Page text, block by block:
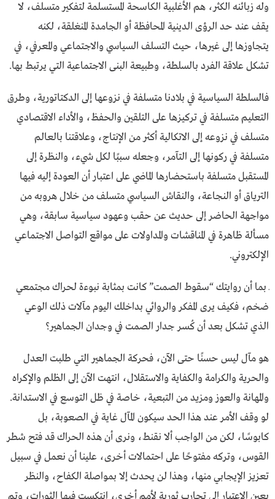
وله زبائنه الكثر، هم الأغلبية الكاسحة المستسلمة لتفكير متسلف، لا
يقف عند حد الرؤى الدينية المحافظة أو الجامدة المنغلقة، لكنه
يتجاوزها إلى غيرها، حيث التسلف السياسي والاجتماعي والمعرفي، في
تشكل علاقة الفرد بالسلطة، وطبيعة البنى الاجتماعية التي يرتبط بها.
فالسلطة السياسية في بلادنا متسلفة في نزوعها إلى الدكتاتورية، وطرق
التعليم متسلفة في تركيزها على التلقين والحفظ، والأداء الاقتصادي
متسلف في نزوعه إلى الاتكالية أكثر من الإنتاج، وعلاقتنا بالعالم
متسلفة في ركونها إلى التآمر، وجعله سببًا لكل شيء، والنظرة إلى
المستقبل متسلفة باستحضارها الماضي على اعتبار أن العودة إليه فيها
الترياق أو النجاعة، والنقاش السياسي متسلف من خلال هروبه من
مواجهة الحاضر إلى حديث عن حقب وعهود سياسية سابقة، وهي
مسألة ظاهرة في المناقشات والمداولات على مواقع التواصل الاجتماعي
الإلكتروني.
ـ بما أن روايتك “سقوط الصمت” كانت بمثابة نبوءة لحراك مجتمعي
ضخم، فكيف يرى المفكر والروائي بداخلك اليوم مآلات ذلك الوعي
الذي تشكل بعد أن كُسر جدار الصمت في وجدان الجماهير؟
هو مآل ليس حسنًا حتى الآن، فحركة الجماهير التي طلبت العدل
والحرية والكرامة والكفاية والاستقلال، انتهت الآن إلى الظلم والإكراه
والمهانة والعوز ومزيد من التبعية، خاصة في ظل التوسع في الاستدانة.
لو وقف الأمر عند هذا الحد سيكون المآل غاية في الصعوبة، بل
كابوسًا، لكن من الواجب ألا نقنط، ونرى أن هذه الحراك قد فتح شطر
القوس، وتركه مفتوحًا على احتمالات أخرى، علينا أن نعمل في سبيل
تعزيز الإيجابي منها، وهذا لن يحدث إلا بمواصلة الكفاح، والنظر
بعين الاعتبار إلى تجارب ثورية لأمم أخرى، انتكست فيها الثورات، وتم